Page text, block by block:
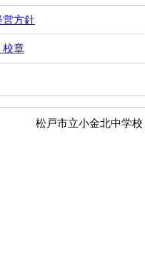
営方針
校章
松戸市立小金北中学校